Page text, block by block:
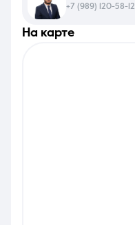
на карте
+7 (989) 120-58-12